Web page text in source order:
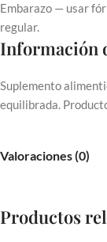
Embarazo — usar
regular.
Información
Suplemento
equilibrada.
Valoraciones (0)
Productos